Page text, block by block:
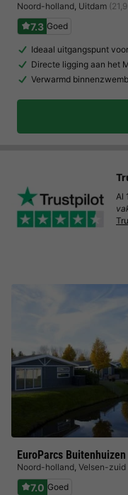
Noord-holland, Uitdam
7.3 Goed
Ideaal uitgangspunt
Directe ligging aan het
Verwarmd
EuroParcs Buitenhuizen
Noord-holland, Velsen-zuid
7.0 Goed
Al